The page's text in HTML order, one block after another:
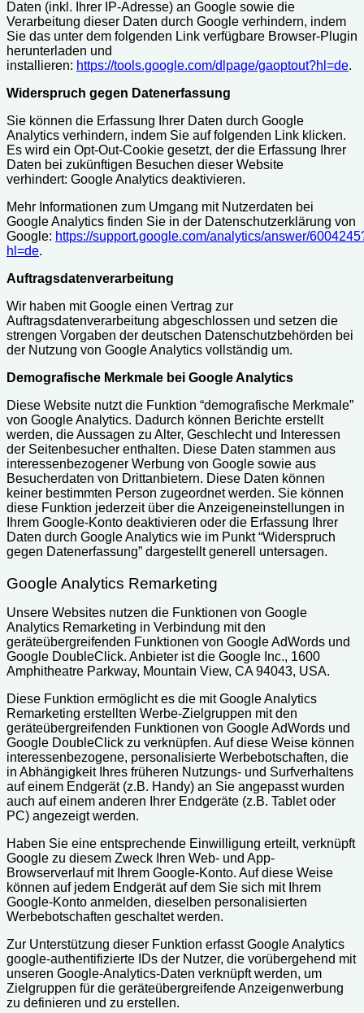
Daten (inkl. Ihrer IP-Adresse) an Google sowie die
Verarbeitung dieser Daten durch Google verhindern, indem
Sie das unter dem folgenden Link verfügbare Browser-Plugin
herunterladen und
installieren: https://tools.google.com/dlpage/gaoptout?hl=de.
Widerspruch gegen Datenerfassung
Sie können die Erfassung Ihrer Daten durch Google
Analytics verhindern, indem Sie auf folgenden Link klicken.
Es wird ein Opt-Out-Cookie gesetzt, der die Erfassung Ihrer
Daten bei zukünftigen Besuchen dieser Website
verhindert: Google Analytics deaktivieren.
Mehr Informationen zum Umgang mit Nutzerdaten bei
Google Analytics finden Sie in der Datenschutzerklärung von
Google: https://support.google.com/analytics/answer/
hl=de.
Auftragsdatenverarbeitung
Wir haben mit Google einen Vertrag zur
Auftragsdatenverarbeitung abgeschlossen und setzen die
strengen Vorgaben der deutschen Datenschutzbehörden bei
der Nutzung von Google Analytics vollständig um.
Demografische Merkmale bei Google Analytics
Diese Website nutzt die Funktion “demografische Merkmale”
von Google Analytics. Dadurch können Berichte erstellt
werden, die Aussagen zu Alter, Geschlecht und Interessen
der Seitenbesucher enthalten. Diese Daten stammen aus
interessenbezogener Werbung von Google sowie aus
Besucherdaten von Drittanbietern. Diese Daten können
keiner bestimmten Person zugeordnet werden. Sie können
diese Funktion jederzeit über die Anzeigeneinstellungen in
Ihrem Google-Konto deaktivieren oder die Erfassung Ihrer
Daten durch Google Analytics wie im Punkt “Widerspruch
gegen Datenerfassung” dargestellt generell untersagen.
Google Analytics Remarketing
Unsere Websites nutzen die Funktionen von Google
Analytics Remarketing in Verbindung mit den
geräteübergreifenden Funktionen von Google AdWords und
Google DoubleClick. Anbieter ist die Google Inc., 1600
Amphitheatre Parkway, Mountain View, CA 94043, USA.
Diese Funktion ermöglicht es die mit Google Analytics
Remarketing erstellten Werbe-Zielgruppen mit den
geräteübergreifenden Funktionen von Google AdWords und
Google DoubleClick zu verknüpfen. Auf diese Weise können
interessenbezogene, personalisierte Werbebotschaften, die
in Abhängigkeit Ihres früheren Nutzungs- und Surfverhaltens
auf einem Endgerät (z.B. Handy) an Sie angepasst wurden
auch auf einem anderen Ihrer Endgeräte (z.B. Tablet oder
PC) angezeigt werden.
Haben Sie eine entsprechende Einwilligung erteilt, verknüpft
Google zu diesem Zweck Ihren Web- und App-
Browserverlauf mit Ihrem Google-Konto. Auf diese Weise
können auf jedem Endgerät auf dem Sie sich mit Ihrem
Google-Konto anmelden, dieselben personalisierten
Werbebotschaften geschaltet werden.
Zur Unterstützung dieser Funktion erfasst Google Analytics
google-authentifizierte IDs der Nutzer, die vorübergehend mit
unseren Google-Analytics-Daten verknüpft werden, um
Zielgruppen für die geräteübergreifende Anzeigenwerbung
zu definieren und zu erstellen.